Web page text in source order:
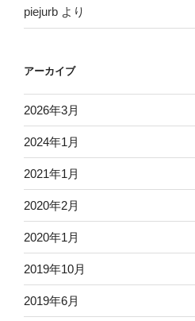
piejurb より
アーカイブ
2026年3月
2024年1月
2021年1月
2020年2月
2020年1月
2019年10月
2019年6月